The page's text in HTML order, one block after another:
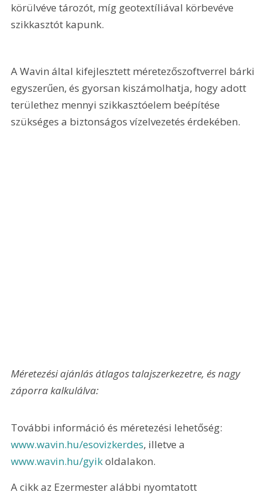
körülvéve tározót, míg geotextíliával körbevéve
szikkasztót kapunk.
A Wavin által kifejlesztett méretezőszoftverrel bárki
egyszerűen, és gyorsan kiszámolhatja, hogy adott
területhez mennyi szikkasztóelem beépítése
szükséges a biztonságos vízelvezetés érdekében.
Méretezési ajánlás átlagos talajszerkezetre, és nagy
záporra kalkulálva:
További információ és méretezési lehetőség:
www.wavin.hu/esovizkerdes, illetve a
www.wavin.hu/gyik oldalakon.
A cikk az Ezermester alábbi nyomtatott